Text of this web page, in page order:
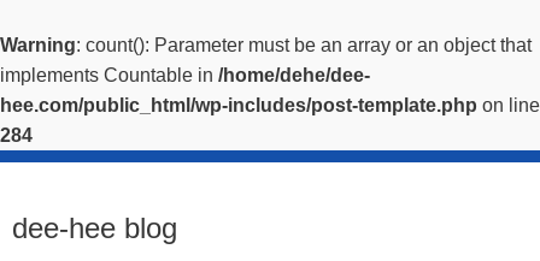
Warning: count(): Parameter must be an array or an object that
implements Countable in /home/dehe/dee-
hee.com/public_html/wp-includes/post-template.php on line
284
dee-hee blog